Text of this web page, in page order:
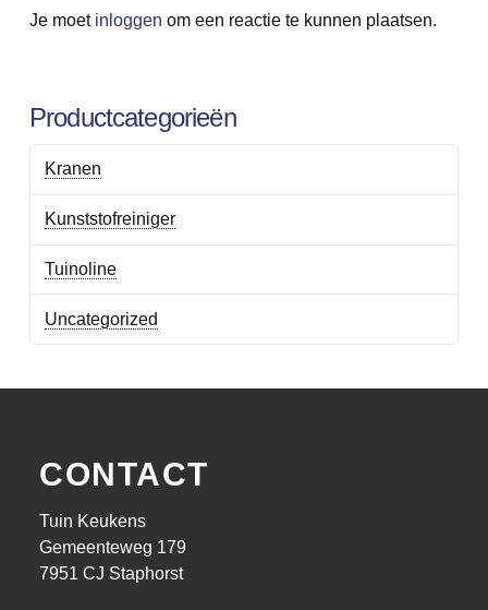
Je moet inloggen om een reactie te kunnen plaatsen.
Productcategorieën
Kranen
Kunststofreiniger
Tuinoline
Uncategorized
CONTACT
Tuin Keukens
Gemeenteweg 179
7951 CJ Staphorst